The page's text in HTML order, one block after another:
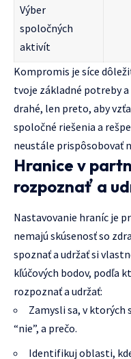
Výber
spoločných
aktivít
Kompromis je síce
tvoje základné potreby
drahé, len preto, aby
spoločné riešenia a
neustále prispôsobovať
Hranice v
rozpoznať a
Nastavovanie hraníc je
nemajú skúsenosť so
spoznať a udržať si
kľúčových bodov, podľa
rozpoznať a udržať:
Zamysli sa, v
“nie”, a prečo.
Identifikuj oblasti,